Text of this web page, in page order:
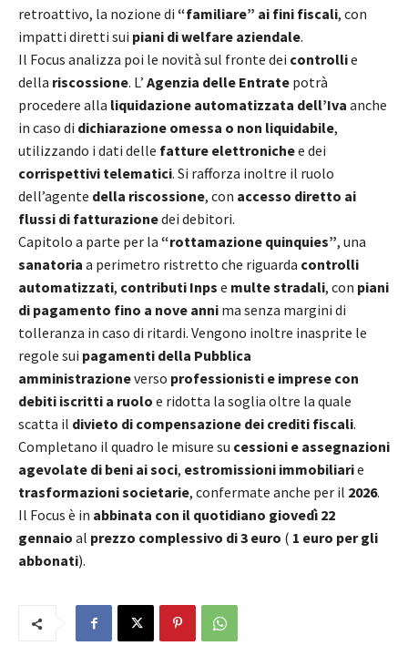
retroattivo, la nozione di “familiare” ai fini fiscali, con
impatti diretti sui piani di welfare aziendale.
Il Focus analizza poi le novità sul fronte dei controllie
della riscossione. L’ Agenzia delle Entrate potrà
procedere alla liquidazione automatizzata dell’Iva anche
in caso di dichiarazione omessa o non liquidabile,
utilizzando i dati delle fatture elettronichee dei
corrispettivi telematici. Si rafforza inoltre il ruolo
dell’agente della riscossione, con accesso diretto ai
flussi di fatturazionedei debitori.
Capitolo a parte per la “rottamazione quinquies”, una
sanatoria a perimetro ristretto che riguarda controlli
automatizzati, contributi Inps e multe stradali, con piani
di pagamento fino a nove anni ma senza margini di
tolleranza in caso di ritardi. Vengono inoltre inasprite le
regole sui pagamenti della Pubblica
amministrazioneverso professionisti e imprese con
debiti iscritti a ruolo e ridotta la soglia oltre la quale
scatta il divieto di compensazione dei crediti fiscali.
Completano il quadro le misure su cessioni e assegnazioni
agevolate di beni ai soci, estromissioni immobiliarie
trasformazioni societarie, confermate anche per il 2026.
Il Focus è in abbinata con il quotidiano giovedì 22
gennaio al prezzo complessivo di 3 euro ( 1 euro per gli
abbonati).